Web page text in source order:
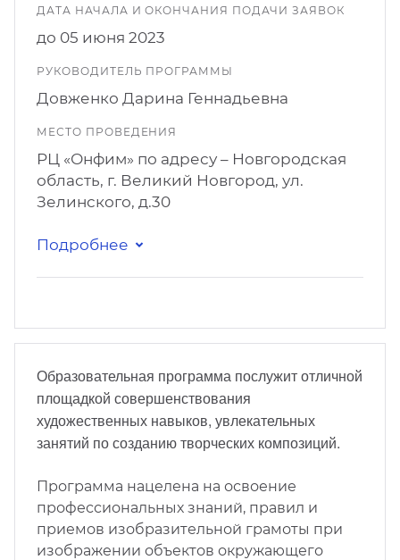
ДАТА НАЧАЛА И ОКОНЧАНИЯ ПОДАЧИ ЗАЯВОК
до 05 июня 2023
РУКОВОДИТЕЛЬ ПРОГРАММЫ
Довженко Дарина Геннадьевна
МЕСТО ПРОВЕДЕНИЯ
РЦ «Онфим» по адресу – Новгородская
область, г. Великий Новгород, ул.
Зелинского, д.30
Подробнее
Образовательная программа послужит отличной
площадкой совершенствования
художественных навыков, увлекательных
занятий по созданию творческих композиций.
Программа нацелена на освоение
профессиональных знаний, правил и
приемов изобразительной грамоты при
изображении объектов окружающего